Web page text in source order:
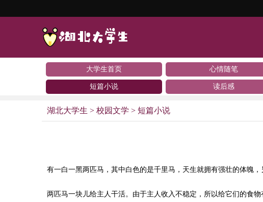
大学生首页 心情随笔
短篇小说 读后感
湖北大学生 > 校园文学 > 短篇小说
有一白一黑两匹马，其中白色的是千里马，天生就拥有强壮的体魄，
两匹马一块儿给主人干活。由于主人收入不稳定，所以给它们的食